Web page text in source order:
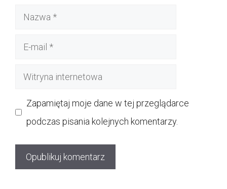
Nazwa
Witryna
Zapamiętaj moje dane w tej przeglądarce
podczas pisania kolejnych komentarzy.